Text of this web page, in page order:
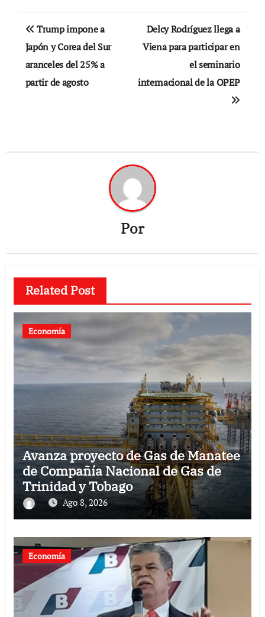
Navegación
de
entradas
Trump impone a
Japón y Corea del Sur
aranceles del 25% a
partir de agosto
Delcy Rodríguez llega a
Viena para participar en
el seminario
internacional de la OPEP
Por
Related Post
Economía
Avanza proyecto de Gas de Manatee
de Compañía Nacional de Gas de
Trinidad y Tobago
Ago 8, 2026
Economía